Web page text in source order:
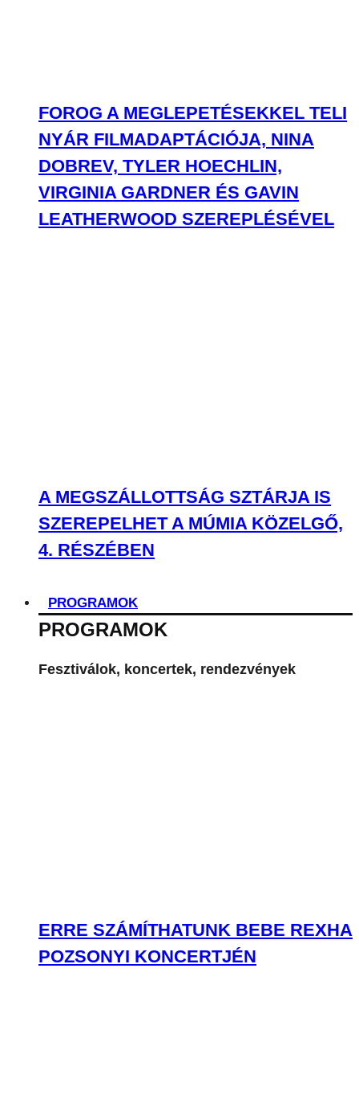
FOROG A MEGLEPETÉSEKKEL TELI
NYÁR FILMADAPTÁCIÓJA, NINA
DOBREV, TYLER HOECHLIN,
VIRGINIA GARDNER ÉS GAVIN
LEATHERWOOD SZEREPLÉSÉVEL
A MEGSZÁLLOTTSÁG SZTÁRJA IS
SZEREPELHET A MÚMIA KÖZELGŐ,
4. RÉSZÉBEN
PROGRAMOK
PROGRAMOK
Fesztiválok, koncertek, rendezvények
ERRE SZÁMÍTHATUNK BEBE REXHA
POZSONYI KONCERTJÉN